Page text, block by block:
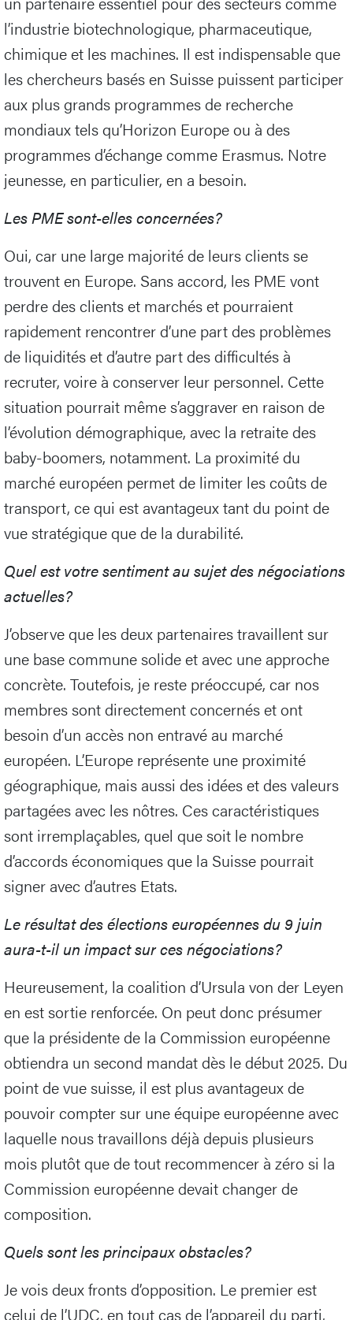
l’industrie biotechnologique, pharmaceutique,
chimique et les machines. Il est indispensable que
les chercheurs basés en Suisse puissent participer
aux plus grands programmes de recherche
mondiaux tels qu’Horizon Europe ou à des
programmes d’échange comme Erasmus. Notre
jeunesse, en particulier, en a besoin.
Les PME sont-elles concernées?
Oui, car une large majorité de leurs clients se
trouvent en Europe. Sans accord, les PME vont
perdre des clients et marchés et pourraient
rapidement rencontrer d’une part des problèmes
de liquidités et d’autre part des difficultés à
recruter, voire à conserver leur personnel. Cette
situation pourrait même s’aggraver en raison de
l’évolution démographique, avec la retraite des
baby-boomers, notamment. La proximité du
marché européen permet de limiter les coûts de
transport, ce qui est avantageux tant du point de
vue stratégique que de la durabilité.
Quel est votre sentiment au sujet des négociations
actuelles?
J’observe que les deux partenaires travaillent sur
une base commune solide et avec une approche
concrète. Toutefois, je reste préoccupé, car nos
membres sont directement concernés et ont
besoin d’un accès non entravé au marché
européen. L’Europe représente une proximité
géographique, mais aussi des idées et des valeurs
partagées avec les nôtres. Ces caractéristiques
sont irremplaçables, quel que soit le nombre
d’accords économiques que la Suisse pourrait
signer avec d’autres Etats.
Le résultat des élections européennes du 9 juin
aura-t-il un impact sur ces négociations?
Heureusement, la coalition d’Ursula von der Leyen
en est sortie renforcée. On peut donc présumer
que la présidente de la Commission européenne
obtiendra un second mandat dès le début 2025. Du
point de vue suisse, il est plus avantageux de
pouvoir compter sur une équipe européenne avec
laquelle nous travaillons déjà depuis plusieurs
mois plutôt que de tout recommencer à zéro si la
Commission européenne devait changer de
composition.
Quels sont les principaux obstacles?
Je vois deux fronts d’opposition. Le premier est
celui de l’UDC, en tout cas de l’appareil du parti,